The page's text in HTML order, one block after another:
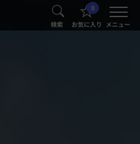
検索
0
お気に入り メニュー
®